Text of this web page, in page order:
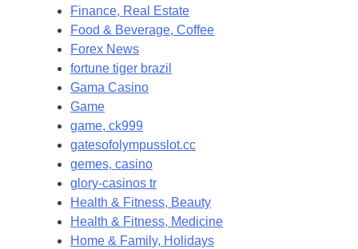
Finance, Real Estate
Food & Beverage, Coffee
Forex News
fortune tiger brazil
Gama Casino
Game
game, ck999
gatesofolympusslot.cc
gemes, casino
glory-casinos tr
Health & Fitness, Beauty
Health & Fitness, Medicine
Home & Family, Holidays